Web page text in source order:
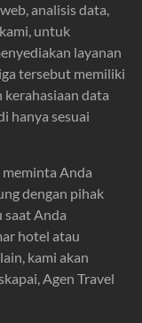
analisis data,
untuk
layanan
tersebut memiliki
kerahasiaan data
hanya sesuai
meminta Anda
dengan pihak
saat Anda
hotel atau
kami akan
Agen Travel